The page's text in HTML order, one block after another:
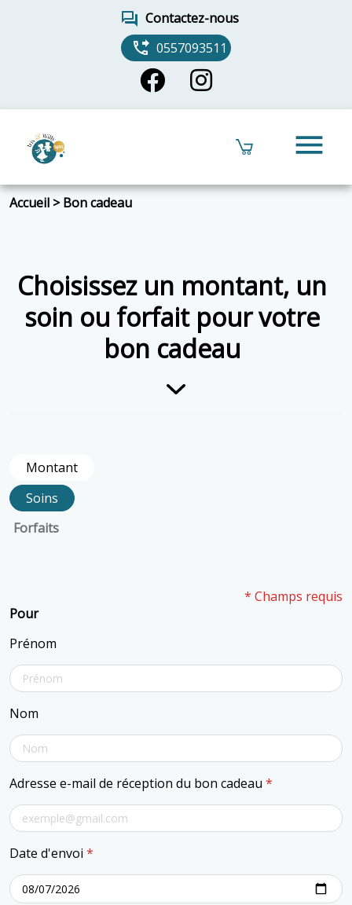
forum Contactez-nous
phone_forwarded 0557093511
menu
Accueil >Bon cadeau
Choisissez un montant, un
soin ou forfait pour votre
bon cadeau
Montant
Soins
Forfaits
* Champs requis
Pour
Prénom
Nom
Adresse e-mail de réception du bon cadeau *
Date d'envoi *